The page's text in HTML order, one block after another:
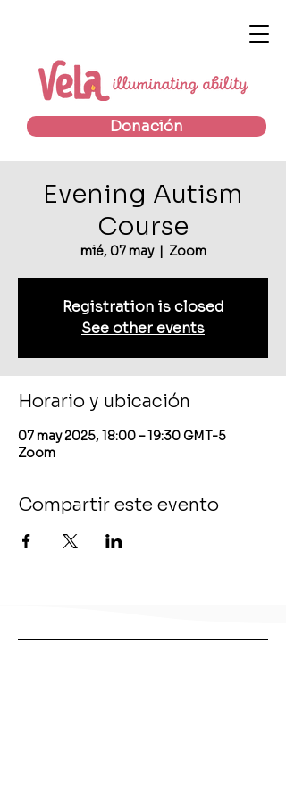
Donación
Evening Autism
Course
mié, 07 may
  |
Zoom
Registration is closed
See other events
Horario y ubicación
07 may 2025, 18:00 – 19:30 GMT-5
Zoom
Compartir este evento